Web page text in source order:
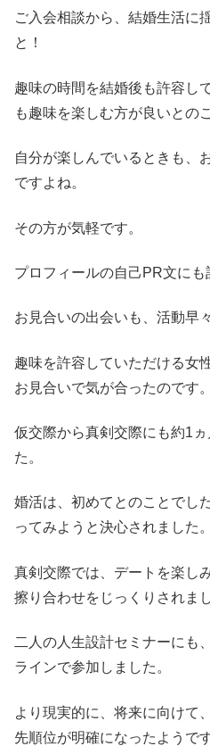
ご入会相談から、結婚生活に
と！
趣味の時間を結婚後も許容し
も趣味を楽しむ方が良いとの
自分が楽しんでいるときも、
ですよね。
その方が気軽です。
プロフィールの自己PR文にも
お見合いの出会いも、活動早
趣味を許容していただける女
お見合いで気が合ったのです。
仮交際から真剣交際にも約1
た。
婚活は、初めてとのことでし
ってみようと決心されました。
真剣交際では、デートを楽し
擦り合わせをじっくりされまし
二人の人生設計セミナーにも
ラインで参加しました。
より現実的に、将来に向けて
先順位が明確になったようです